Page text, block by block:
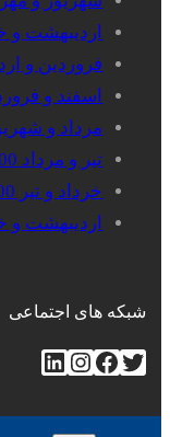
اردیبهشت و
فروردین و
اسفند و فروردین
مرداد و شهریور
تیر و مرداد 1400
خرداد و تیر 1400
اردیبهشت و
شبکه های اجتماعی
توییتر فیس‌بوکاینستاگرم لینکداین